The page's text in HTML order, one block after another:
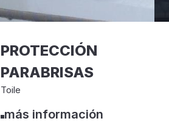
PROTECCIÓN
PARABRISAS
Toile
más información